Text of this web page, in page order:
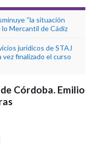
“la situación
lo Mercantil de Cádiz
jurídicos de STAJ
finalizado el curso
Córdoba. Emilio